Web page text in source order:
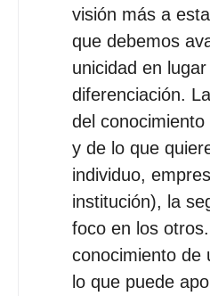
visión más a
que debemos
unicidad en
diferenciación.
del
y de lo que
individuo,
institución), la
foco en los
conocimiento de
lo que puede